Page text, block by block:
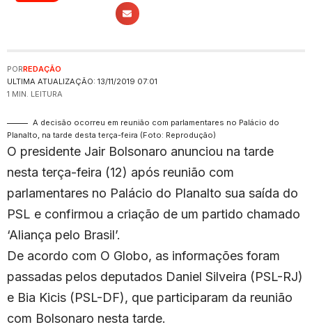
ULTIMA ATUALIZAÇÃO: 13/11/2019 07:01
PORREDAÇÃO
1 MIN. LEITURA
A decisão ocorreu em reunião com parlamentares no Palácio do
Planalto, na tarde desta terça-feira (Foto: Reprodução)
O presidente Jair Bolsonaro anunciou na tarde
nesta terça-feira (12) após reunião com
parlamentares no Palácio do Planalto sua saída do
PSL e confirmou a criação de um partido chamado
‘Aliança pelo Brasil’.
De acordo com O Globo, as informações foram
passadas pelos deputados Daniel Silveira (PSL-RJ)
e Bia Kicis (PSL-DF), que participaram da reunião
com Bolsonaro nesta tarde.